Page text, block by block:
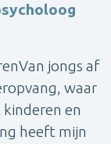
jongs af
waar
en
heeft mijn